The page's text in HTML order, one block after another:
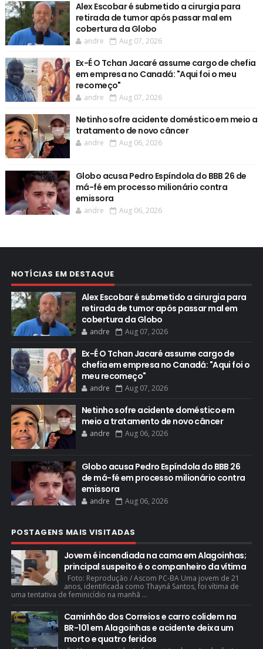
Alex Escobar é submetido a cirurgia para
retirada de tumor após passar mal em
cobertura da Globo
andre Aug 07, 2026
Ex-É O Tchan Jacaré assume cargo de chefia
em empresa no Canadá: "Aqui foi o meu
recomeço"
andre Aug 07, 2026
Netinho sofre acidente doméstico em meio a
tratamento de novo câncer
andre Aug 06, 2026
Globo acusa Pedro Espíndola do BBB 26 de
má-fé em processo milionário contra
emissora
andre Aug 06, 2026
NOTÍCIAS EM DESTAQUE
Alex Escobar é submetido a cirurgia para
retirada de tumor após passar mal em
cobertura da Globo
andre Aug 07, 2026
Ex-É O Tchan Jacaré assume cargo de
chefia em empresa no Canadá: "Aqui foi o
meu recomeço"
andre Aug 07, 2026
Netinho sofre acidente doméstico em
meio a tratamento de novo câncer
andre Aug 06, 2026
Globo acusa Pedro Espíndola do BBB 26
de má-fé em processo milionário contra
emissora
andre Aug 06, 2026
POSTAGENS MAIS VISITADAS
Jovem é incendiada na cama em Alagoinhas;
principal suspeito é o companheiro da vítima
Foto: Reprodução / Ascom PC-BA Uma jovem de 21
anos, identificada como Thayná Santos, foi vítima de
uma tentativa de feminicídio na manhã ...
Caminhão dos Correios e carro colidem na
BR-101 em Alagoinhas e acidente deixa um
morto e quatro feridos